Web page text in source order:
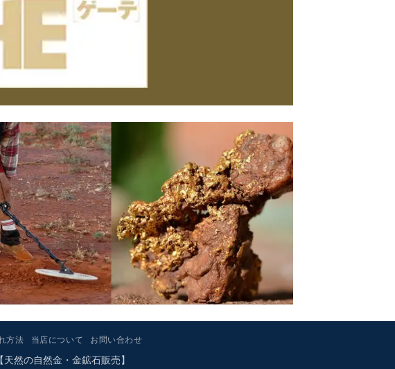
方法 当店について お問い合わせ
然の自然金・金鉱石販売】